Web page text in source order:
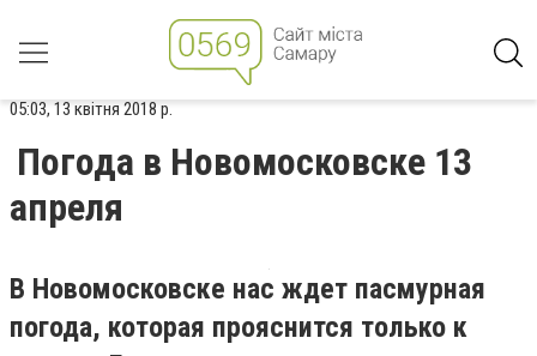
05:03, 13 квітня 2018 р.
Погода в Новомосковске 13
апреля
В Новомосковске нас ждет пасмурная
погода, которая прояснится только к